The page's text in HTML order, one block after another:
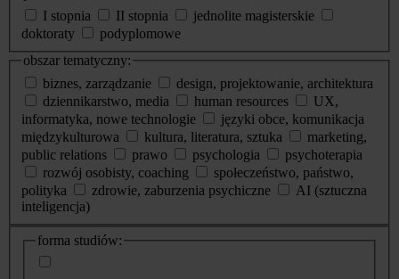
I stopnia
II stopnia
jednolite magisterskie
doktoraty
podyplomowe
obszar tematyczny:
biznes, zarządzanie
design, projektowanie, architektura
dziennikarstwo, media
human resources
UX,
informatyka, nowe technologie
języki obce, komunikacja
międzykulturowa
kultura, literatura, sztuka
marketing,
public relations
prawo psychologia
psychoterapia
rozwój osobisty, coaching
społeczeństwo, państwo,
polityka
zdrowie, zaburzenia psychiczne
AI (sztuczna
inteligencja)
dodatkowe
informacje
forma studiów: